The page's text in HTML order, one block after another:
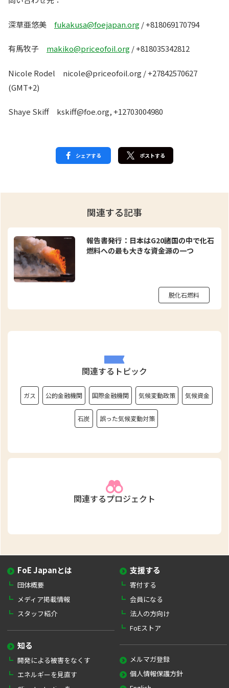
深草亜悠美 fukakusa@foejapan.org/ +818069170794
有馬牧子 makiko@priceofoil.org/ +818035342812
Nicole Rodel nicole@priceofoil.org / +27842570627
(GMT+2)
Shaye Skiff kskiff@foe.org, +12703004980
シェアする ポストする
関連する記事
報告書発行：日本はG20諸国の中で化石
燃料への最も大きな資金源の一つ
脱化石燃料
関連するトピック
ガス 公的金融機関 国際金融機関 気候変動政策 気候資金
石炭 誤った気候変動対策
関連するプロジェクト
FoE Japanとは
団体概要
メディア掲載情報
スタッフ紹介
知る
開発による被害をなくす
エネルギーを見直す
支援する
寄付する
会員になる
法人の方向け
FoEストア
メルマガ登録
個人情報保護方針